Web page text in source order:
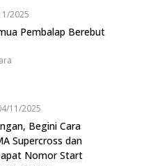
2025
Pembalap Berebut
11/2025
Begini Cara
Supercross dan
Nomor Start